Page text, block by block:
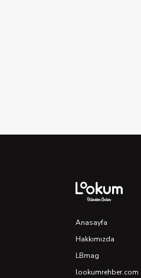
Anasayfa
Hakkımızda
LBmag
lookumrehber.com